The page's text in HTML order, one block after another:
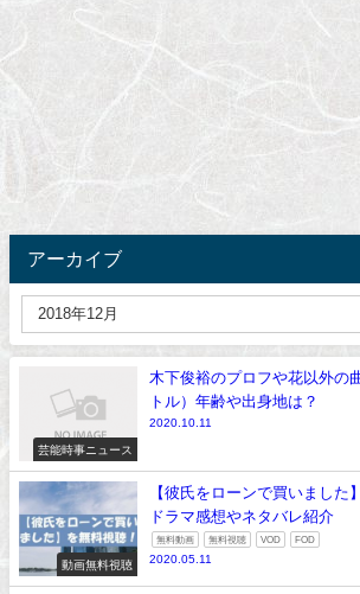
アーカイブ
芸能時事ニュース
木下俊裕のプロフや花以外の
トル）年齢や出身地は？
2020.10.11
動画無料視聴
【彼氏をローンで買いました
ドラマ感想やネタバレ紹介
無料動画 無料視聴 VOD FOD
2020.05.11